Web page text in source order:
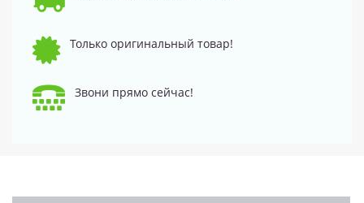
Только оригинальный товар!
Звони прямо сейчас!